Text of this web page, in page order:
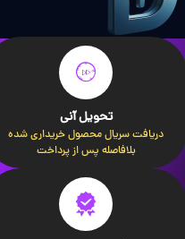
تحویل آنی
دریافت سریال محصول خریداری شده
بلافاصله پس از پرداخت